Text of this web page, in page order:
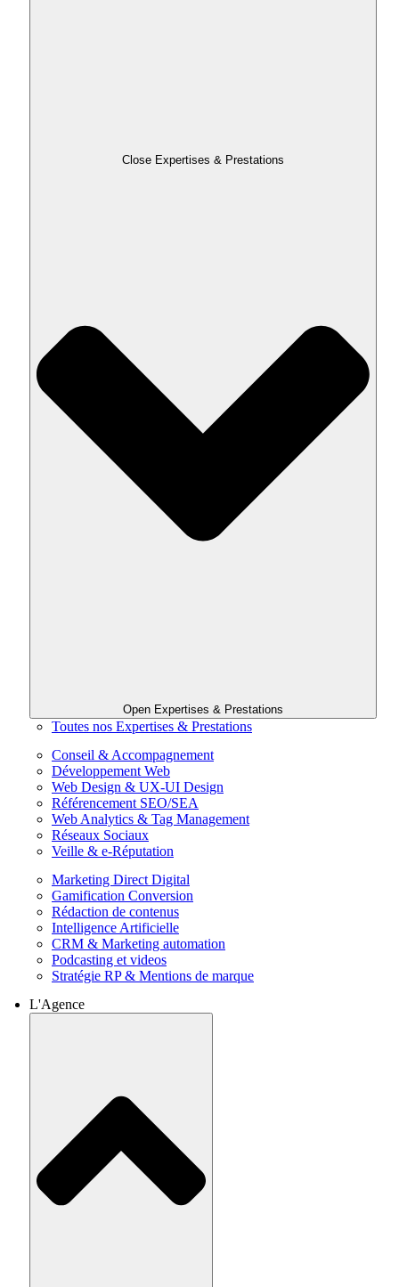
Close Expertises & Prestations
Open Expertises & Prestations
Toutes nos Expertises & Prestations
Conseil & Accompagnement
Développement Web
Web Design & UX-UI Design
Référencement SEO/SEA
Web Analytics & Tag Management
Réseaux Sociaux
Veille & e-Réputation
Marketing Direct Digital
Gamification Conversion
Rédaction de contenus
Intelligence Artificielle
CRM & Marketing automation
Podcasting et videos
Stratégie RP & Mentions de marque
L'Agence